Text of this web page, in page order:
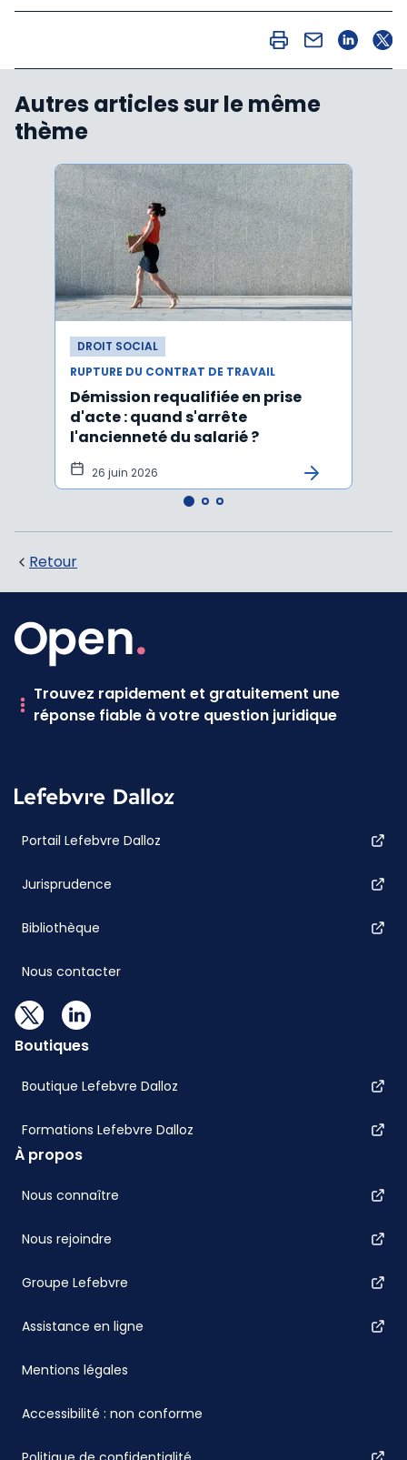
Autres articles sur le même
thème
DROIT SOCIAL
RUPTURE DU CONTRAT DE TRAVAIL
Démission requalifiée en prise
d'acte : quand s'arrête
l'ancienneté du salarié ?
26 juin 2026
Retour
Trouvez rapidement et gratuitement une
réponse fiable à votre question juridique
Portail Lefebvre Dalloz
Jurisprudence
Bibliothèque
Nous contacter
Boutiques
Boutique Lefebvre Dalloz
Formations Lefebvre Dalloz
À propos
Nous connaître
Nous rejoindre
Groupe Lefebvre
Assistance en ligne
Mentions légales
Accessibilité : non conforme